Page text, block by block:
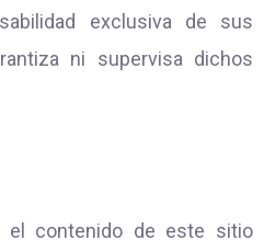
exclusiva de sus
ni supervisa dichos
el contenido de este sitio